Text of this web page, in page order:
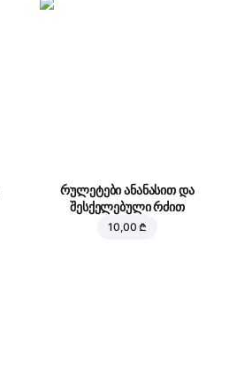
რულეტები ანანასით და
შესქელებული რძით
10,00 ₾